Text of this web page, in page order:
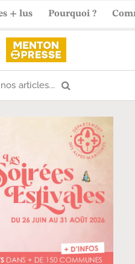
+ lus Pourquoi ?